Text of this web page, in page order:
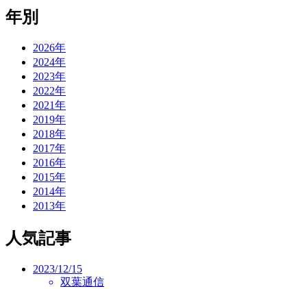
年別
2026年
2024年
2023年
2022年
2021年
2019年
2018年
2017年
2016年
2015年
2014年
2013年
人気記事
2023/12/15
双葉通信